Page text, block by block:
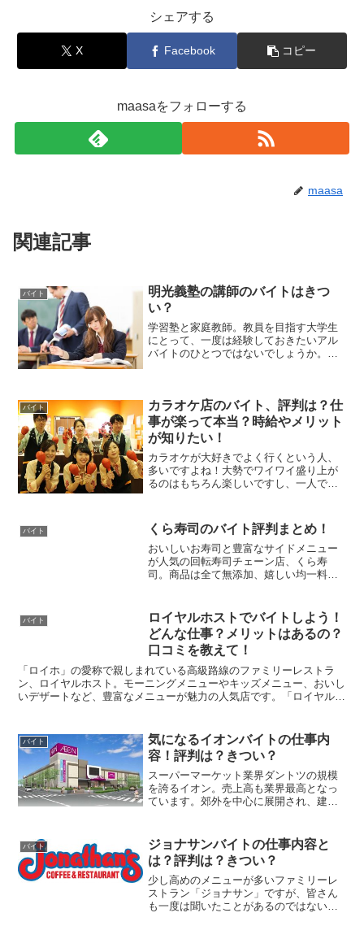
シェアする
X Facebook コピー
maasaをフォローする
maasa
関連記事
バイト
明光義塾の講師のバイトはきつ
い？
学習塾と家庭教師。教員を目指す大学生
にとって、一度は経験しておきたいアル
バイトのひとつではないでしょうか。イ
大手の「個別指導 明光義...
バイト
カラオケ店のバイト、評判は？仕
事が楽って本当？時給やメリット
が知りたい！
カラオケが大好きでよく行くという人、
多いですよね！大勢でワイワイ盛り上が
るのはもちろん楽しいですし、一人でじ
関わらず、いろいろな楽しみ方ができる
のがカラオケ店の魅力です...
バイト くら寿司のバイト評判まとめ！
おいしいお寿司と豊富なサイドメニュー
が人気の回転寿司チェーン店、くら寿
司。商品は全て無添加、嬉しい均一料
「回転寿司チェーン店の中ならくら寿司
が一番好き！」という方も多いの...
バイト
ロイヤルホストでバイトしよう！
どんな仕事？メリットはあるの？
口コミを教えて！
「ロイホ」の愛称で親しまれている高級路線のファミリーレストラ
ン、ロイヤルホスト。モーニングメニューやキッズメニュー、おいし
いデザートなど、豊富なメニューが魅力の人気店です。「ロイヤルホ
バイト
気になるイオンバイトの仕事内
容！評判は？きつい？
スーパーマーケット業界ダントツの規模
を誇るイオン。売上高も業界最高となっ
ています。郊外を中心に展開され、建物
たくさん入っており、週末には大勢の家
族連れで賑わっています。...
バイト
ジョナサンバイトの仕事内容と
は？評判は？きつい？
少し高めのメニューが多いファミリーレ
ストラン「ジョナサン」ですが、皆さん
も一度は聞いたことがあるのではないで